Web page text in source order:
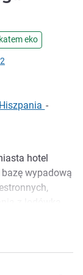
eko
-
hotel
wypadową
zwierzaków,